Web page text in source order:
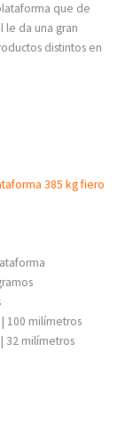
que de
le da una gran
distintos en
100 milímetros
32 milímetros